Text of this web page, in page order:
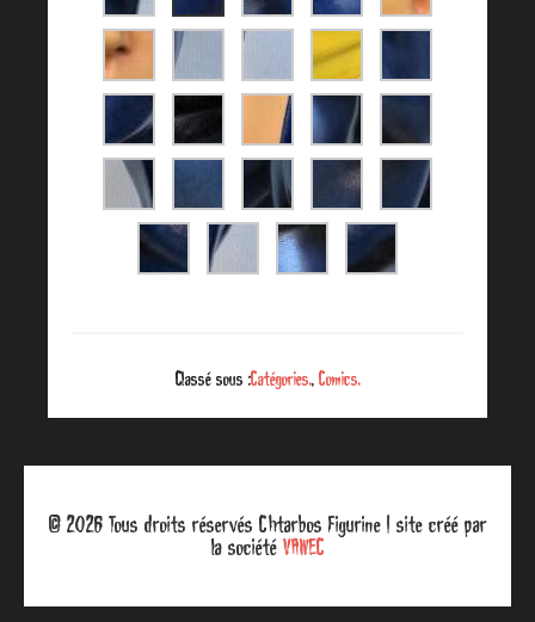
Classé sous :Catégories., Comics.
© 2026 Tous droits réservés Chtarbos Figurine | site créé par
la société VAWEC